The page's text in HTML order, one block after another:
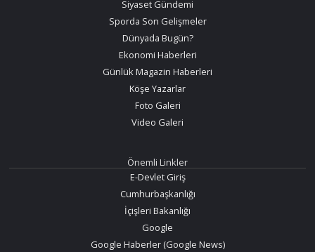
Siyaset Gündemi
Sporda Son Gelişmeler
Dünyada Bugün?
Ekonomi Haberleri
Günlük Magazin Haberleri
Köşe Yazarlar
Foto Galeri
Video Galeri
Önemli Linkler
E-Devlet Giriş
Cumhurbaşkanlığı
İçişleri Bakanlığı
Google
Google Haberler (Google News)